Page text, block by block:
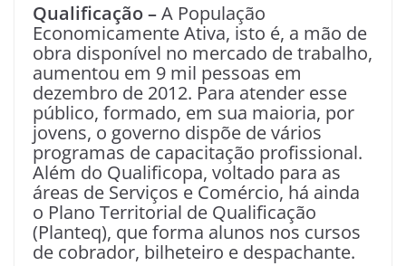
Qualificação –A População
Economicamente Ativa, isto é, a mão de
obra disponível no mercado de trabalho,
aumentou em 9 mil pessoas em
dezembro de 2012. Para atender esse
público, formado, em sua maioria, por
jovens, o governo dispõe de vários
programas de capacitação profissional.
Além do Qualificopa, voltado para as
áreas de Serviços e Comércio, há ainda
o Plano Territorial de Qualificação
(Planteq), que forma alunos nos cursos
de cobrador, bilheteiro e despachante.